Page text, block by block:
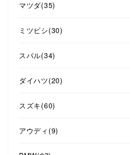
マツダ(35)
ミツビシ(30)
スバル(34)
ダイハツ(20)
スズキ(60)
アウディ (9)